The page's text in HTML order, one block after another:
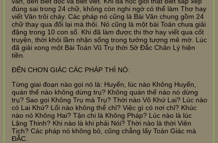
đúng sai trong 24 chữ, không còn nghi ngờ có thể làm Thơ hay
viết Văn trôi chảy. Các pháp nó cũng là Bài Văn chung gồm 24
chữ thay qua đổi lại mà thôi. Nó cũng là một bài Toán chưa giải
đặng trong 10 con số. Khi đã làm được thi thơ hay viết qua cốt
truyện, thời khỏi lầm nhận sống trong tưởng tượng mê mờ. Lúc
đã giải xong một Bài Toán Vũ Trụ thời Sở Đắc Chân Lý hiện
tiền.
ĐẾN CHƠN GIÁC CÁC PHÁP THÌ NÓ:
Từng giai đoạn nào gọi nó là: Huyển, lúc nào Không Huyển,
quán thế nào không dừng trụ? Không quán thế nào nó dừng
trụ? Sao gọi Không Trụ mà Trụ? Thời nào Vô Khứ Lai? Lúc nào
có Lai Khứ? Lối nào không thể chỉ? Việc gì có nơi chỉ? Khúc
nào nó Không Hai? Tận chi là Không Pháp? Lúc nào là lúc
Lặng Thinh? Khi nào là khi phải Nói? Thời nào là thời Viên
Tịch? Các pháp nó không bỏ, cũng chẳng lấy Toàn Giác mà
ĐẮC.